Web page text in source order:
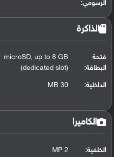
الرسومي:
الذاكرة
فتحة
البطاقة:
microSD, up to 8 GB
(dedicated slot)
الداخلية: 30 MB
الكاميرا
الخلفية: 2 MP